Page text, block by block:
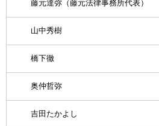
藤元達弥（藤元法律事務所代表）
山中秀樹
橋下徹
奥仲哲弥
吉田たかよし